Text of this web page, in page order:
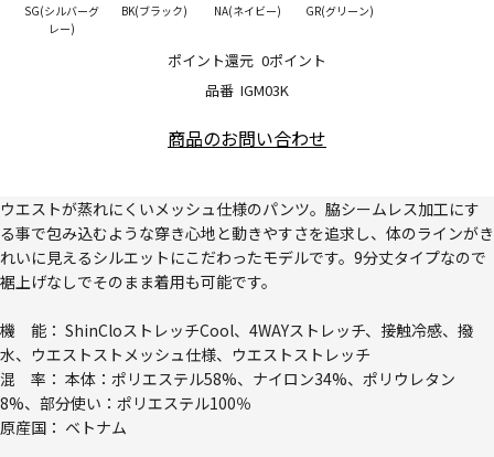
品番 IGM03K
ポイント還元 0ポイント
SG(シルバーグ
レー)
BK(ブラック) NA(ネイビー) GR(グリーン)
商品のお問い合わせ
ウエストが蒸れにくいメッシュ仕様のパンツ。脇シームレス加工にす
る事で包み込むような穿き心地と動きやすさを追求し、体のラインがき
れいに見えるシルエットにこだわったモデルです。9分丈タイプなので
裾上げなしでそのまま着用も可能です。
機 能： ShinCloストレッチCool、4WAYストレッチ、接触冷感、撥
水、ウエストストメッシュ仕様、ウエストストレッチ
混 率： 本体：ポリエステル58%、ナイロン34%、ポリウレタン
8%、部分使い：ポリエステル100％
原産国： ベトナム